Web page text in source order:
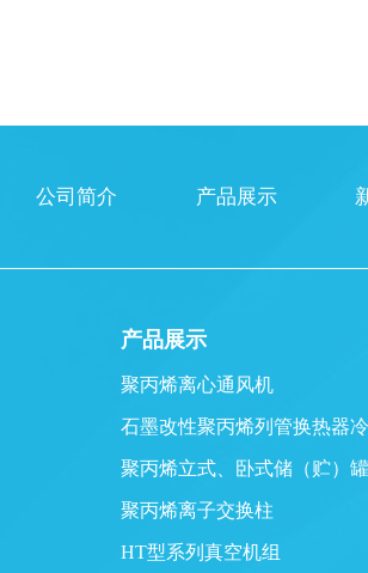
公司简介 产品展示
产品展示
聚丙烯离心通风机
石墨改性聚丙烯列管换热器
聚丙烯立式、卧式储（贮）罐
聚丙烯离子交换柱
HT型系列真空机组